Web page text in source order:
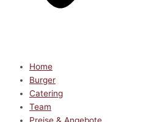
Home
Burger
Catering
Team